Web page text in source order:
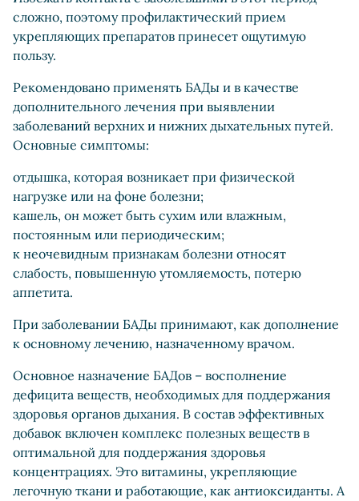
сложно, поэтому профилактический прием
укрепляющих препаратов принесет ощутимую
пользу.
Рекомендовано применять БАДы и в качестве
дополнительного лечения при выявлении
заболеваний верхних и нижних дыхательных путей.
Основные симптомы:
отдышка, которая возникает при физической
нагрузке или на фоне болезни;
кашель, он может быть сухим или влажным,
постоянным или периодическим;
к неочевидным признакам болезни относят
слабость, повышенную утомляемость, потерю
аппетита.
При заболевании БАДы принимают, как дополнение
к основному лечению, назначенному врачом.
Основное назначение БАДов – восполнение
дефицита веществ, необходимых для поддержания
здоровья органов дыхания. В состав эффективных
добавок включен комплекс полезных веществ в
оптимальной для поддержания здоровья
концентрациях. Это витамины, укрепляющие
легочную ткани и работающие, как антиоксиданты. А